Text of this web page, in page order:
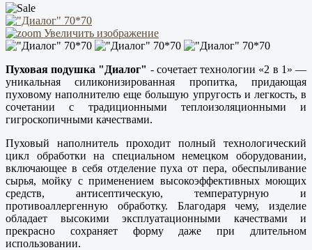
Увеличить изображение
Пуховая подушка "Диалог" - сочетает технологии «2 в 1» —
уникальная силиконизированная пропитка, придающая
пуховому наполнителю еще большую упругость и легкость, в
сочетании с традиционными теплоизоляционными и
гигроскопичными качествами.
Пуховый наполнитель проходит полный технологический
цикл обработки на специальном немецком оборудовании,
включающее в себя отделение пуха от пера, обеспыливание
сырья, мойку с применением высокоэффективных моющих
средств, антисептическую, температурную и
противоаллергенную обработку. Благодаря чему, изделие
обладает высокими эксплуатационными качествами и
прекрасно сохраняет форму даже при длительном
использовании.